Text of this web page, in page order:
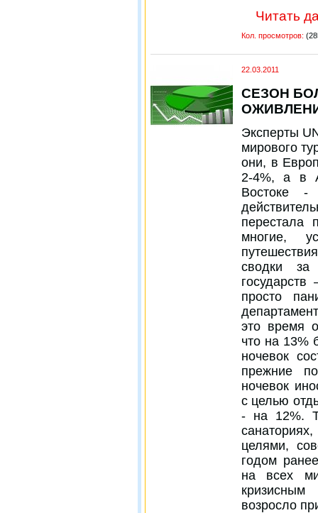
Читать
Кол. просмотров:
22.03.2011
СЕЗОН
Эксперты
мирового
они, в
2-4%, а в
Востоке
перестала
многие,
сводки за
просто
это время
что на 13%
ночевок
прежние
ночевок
с целью
- на 12%.
целями,
годом
на всех
возросло